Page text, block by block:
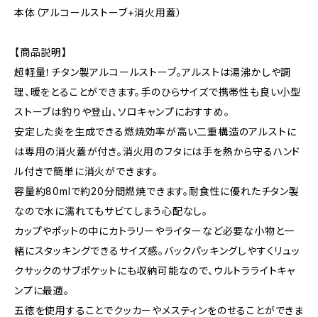
本体（アルコールストーブ+消火用蓋）
【商品説明】
超軽量！チタン製アルコールストーブ。アルストは湯沸かしや調
理、暖をとることができます。手のひらサイズで携帯性も良い小型
ストーブは釣りや登山、ソロキャンプにおすすめ。
安定した炎を生成できる燃焼効率が高い二重構造のアルストに
は専用の消火蓋が付き。消火用のフタには手を熱から守るハンド
ル付きで簡単に消火ができます。
容量約80mlで約20分間燃焼できます。耐食性に優れたチタン製
なので水に濡れてもサビてしまう心配なし。
カップやポットの中にカトラリーやライターなど必要な小物と一
緒にスタッキングできるサイズ感。バックパッキングしやすくリュッ
クサックのサブポケットにも収納可能なので、ウルトラライトキャ
ンプに最適。
五徳を使用することでクッカーやメスティンをのせることができま